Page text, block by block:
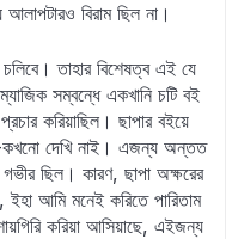
বিরাম ছিল না।
তাহার বিশেষত্ব এই যে
সম্বন্ধে একখানি চটি বই
করিয়াছিল। ছাপার বইয়ে
কখনো দেখি নাই। এজন্য অন্তত
ছিল। কারণ, ছাপা অক্ষরের
ইহা আমি মনেই করিতে পারিতাম
করিয়া আসিয়াছে, এইজন্য